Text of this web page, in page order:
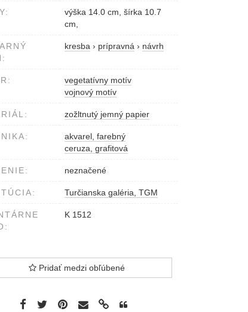
výška 14.0 cm, šírka 10.7
cm,
kresba › prípravná › návrh
vegetatívny motív
vojnový motív
zožltnutý jemný papier
akvarel, farebný
ceruza, grafitová
neznačené
Turčianska galéria, TGM
K 1512
Pridať medzi obľúbené